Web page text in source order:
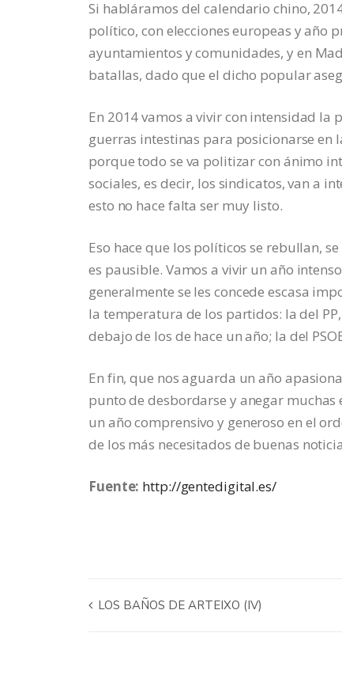
Si habláramos del calendario chino,
político, con elecciones europeas y año
ayuntamientos y comunidades, y en
batallas, dado que el dicho popular
En 2014 vamos a vivir con intensidad
guerras intestinas para posicionarse en
porque todo se va politizar con ánimo
sociales, es decir, los sindicatos, van a
esto no hace falta ser muy listo.
Eso hace que los políticos se rebullan,
es pausible. Vamos a vivir un año
generalmente se les concede escasa
la temperatura de los partidos: la del
debajo de los de hace un año; la del
En fin, que nos aguarda un año
punto de desbordarse y anegar muchas
un año comprensivo y generoso en el
de los más necesitados de buenas
Fuente: http://gentedigital.es/
LOS BAÑOS DE ARTEIXO (IV)